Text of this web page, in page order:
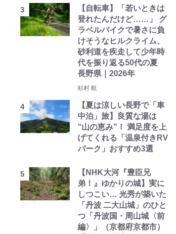
【自転車】「若いときは
登れたんだけど……」 グ
ラベルバイクで暑さに負
けそうなヒルクライム、
砂利道を疾走して少年時
代を振り返る50代の夏
長野県｜2026年
杉村 航
【夏は涼しい長野で「車
中泊」旅】良質な湯は
“山の恵み”！ 満足度を上
げてくれる「温泉付きRV
パーク」おすすめ3選
【NHK大河『豊臣兄
弟！』ゆかりの城】実に
しつこい… 光秀が築いた
「丹波 二大山城」のひと
つ「丹波国・周山城〈前
編〉」（京都府京都市）